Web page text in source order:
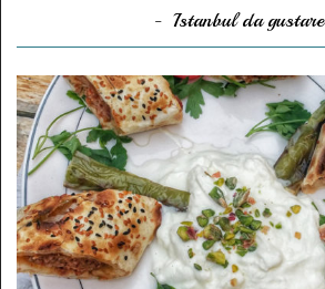
Istanbul da gustare